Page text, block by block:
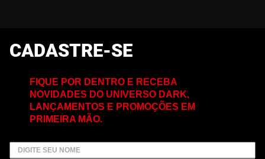
CADASTRE-SE
FIQUE POR DENTRO E RECEBA
NOVIDADES DO UNIVERSO DARK,
LANÇAMENTOS E PROMOÇÕES EM
PRIMEIRA MÃO.